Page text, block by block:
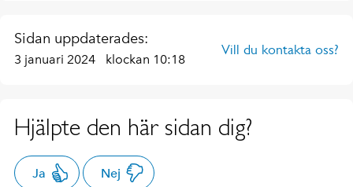
Sidan uppdaterades:
3 januari 2024 klockan 10:18
Vill du kontakta oss?
Hjälpte den här sidan dig?
Ja Nej